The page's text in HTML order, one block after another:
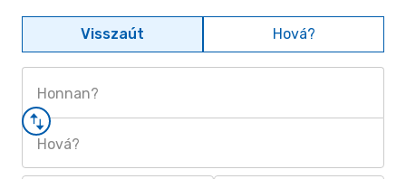
Visszaút Hová?
Honnan?
Hová?